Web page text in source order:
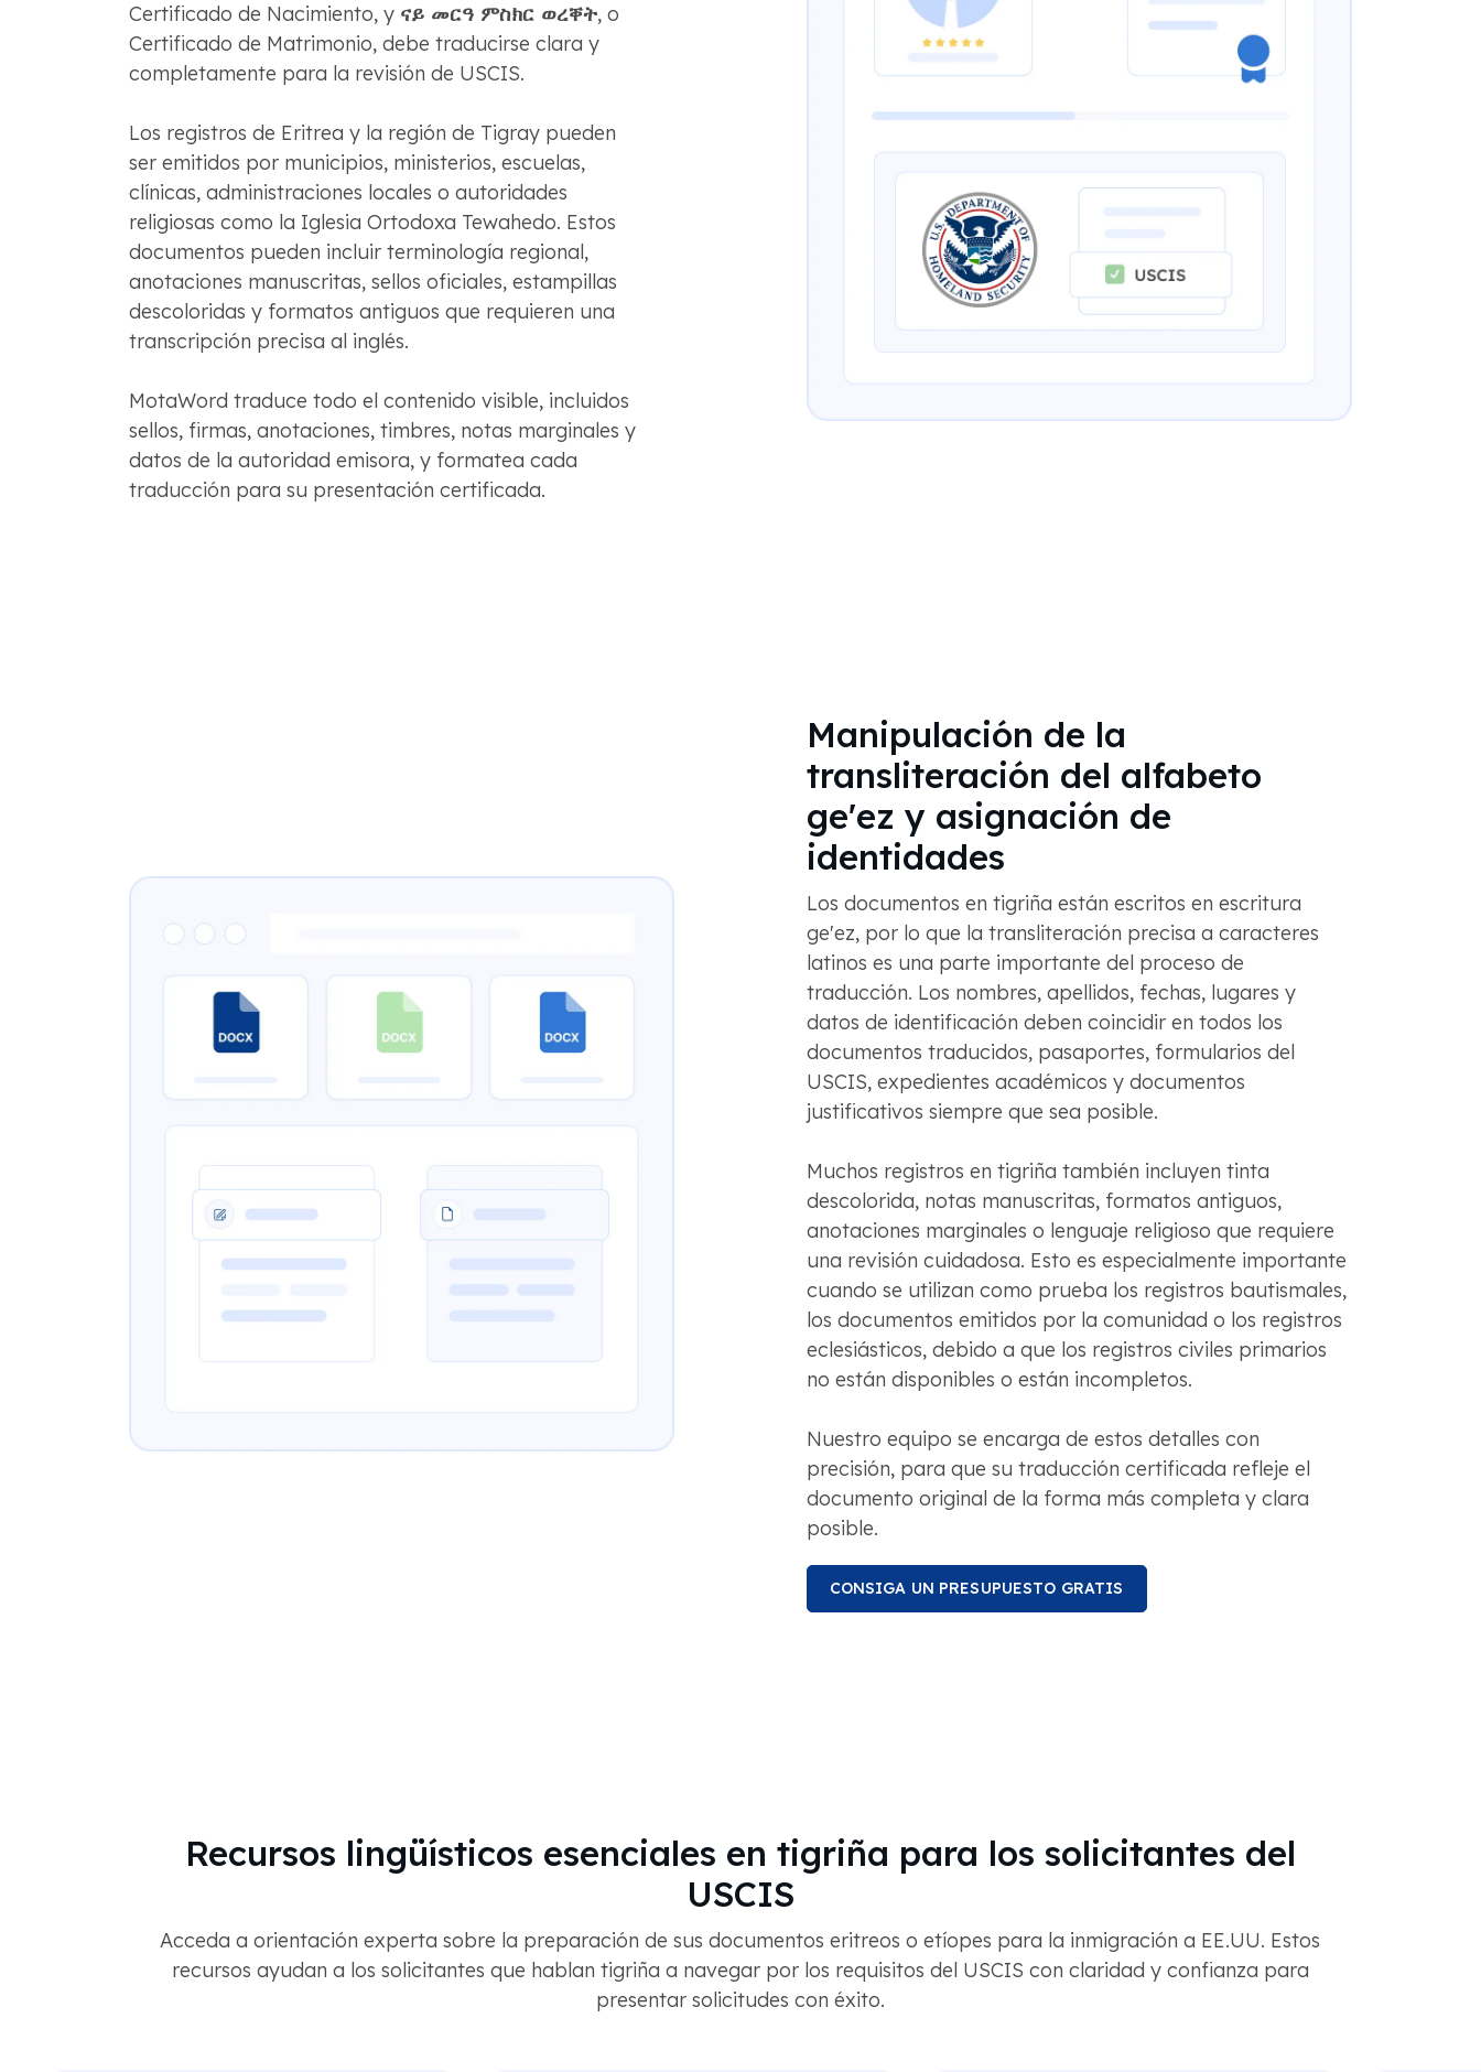
Certificado de Nacimiento, y ናይ መርዓ ምስክር ወረቐት, o
Certificado de Matrimonio, debe traducirse clara y
completamente para la revisión de USCIS.
Los registros de Eritrea y la región de Tigray pueden
ser emitidos por municipios, ministerios, escuelas,
clínicas, administraciones locales o autoridades
religiosas como la Iglesia Ortodoxa Tewahedo. Estos
documentos pueden incluir terminología regional,
anotaciones manuscritas, sellos oficiales, estampillas
descoloridas y formatos antiguos que requieren una
transcripción precisa al inglés.
MotaWord traduce todo el contenido visible, incluidos
sellos, firmas, anotaciones, timbres, notas marginales y
datos de la autoridad emisora, y formatea cada
traducción para su presentación certificada.
Manipulación de la
transliteración del alfabeto
ge'ez y asignación de
identidades
Los documentos en tigriña están escritos en escritura
ge'ez, por lo que la transliteración precisa a caracteres
latinos es una parte importante del proceso de
traducción. Los nombres, apellidos, fechas, lugares y
datos de identificación deben coincidir en todos los
documentos traducidos, pasaportes, formularios del
USCIS, expedientes académicos y documentos
justificativos siempre que sea posible.
Muchos registros en tigriña también incluyen tinta
descolorida, notas manuscritas, formatos antiguos,
anotaciones marginales o lenguaje religioso que requiere
una revisión cuidadosa. Esto es especialmente importante
cuando se utilizan como prueba los registros bautismales,
los documentos emitidos por la comunidad o los registros
eclesiásticos, debido a que los registros civiles primarios
no están disponibles o están incompletos.
Nuestro equipo se encarga de estos detalles con
precisión, para que su traducción certificada refleje el
documento original de la forma más completa y clara
posible.
CONSIGA UN PRESUPUESTO GRATIS
Recursos lingüísticos esenciales en tigriña para los solicitantes del
USCIS
Acceda a orientación experta sobre la preparación de sus documentos eritreos o etíopes para la inmigración a EE.UU. Estos
recursos ayudan a los solicitantes que hablan tigriña a navegar por los requisitos del USCIS con claridad y confianza para
presentar solicitudes con éxito.